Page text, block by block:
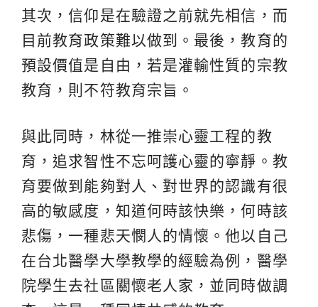
其次，信仰是在驗證之前就先相信，而
目前教育政策難以做到。最後，教育的
預設價值是自由，若是灌輸性質的宗教
教育，則不符教育宗旨。
與此同時，林從一推崇心靈工程的教
育，追求智性不忘呵護心靈的寧靜。教
育要做到能夠對人、對世界的認識有很
高的敏感度，知道何時該快樂，何時該
悲傷，一種悲天憫人的情懷。他以自己
在台北醫學大學教學的經驗為例，醫學
院學生去社區關懷老人家，並同時做調